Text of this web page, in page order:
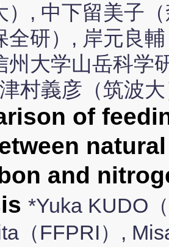
）, 中下留美子
全研）, 岸元良
州大学山岳科学
村義彦（筑波
of
and
*Yuka KUDO
（FFPRI）,